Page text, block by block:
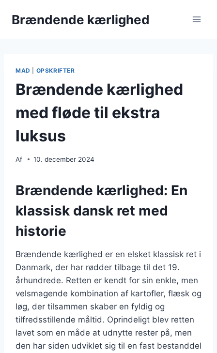
Brændende kærlighed
MAD OPSKRIFTER
Brændende kærlighed
med fløde til ekstra
luksus
Af 10. december 2024
Brændende kærlighed: En
klassisk dansk ret med
historie
Brændende kærlighed er en elsket klassisk ret i
Danmark, der har rødder tilbage til det 19.
århundrede. Retten er kendt for sin enkle, men
velsmagende kombination af kartofler, flæsk og
løg, der tilsammen skaber en fyldig og
tilfredsstillende måltid. Oprindeligt blev retten
lavet som en måde at udnytte rester på, men
den har siden udviklet sig til en fast bestanddel